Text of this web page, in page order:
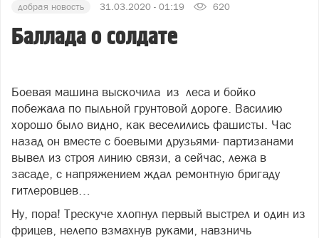
добрая новость 31.03.2020 - 01:19 620
Баллада о солдате
Боевая машина выскочила из леса и бойко
побежала по пыльной грунтовой дороге. Василию
хорошо было видно, как веселились фашисты. Час
назад он вместе с боевыми друзьями- партизанами
вывел из строя линию связи, а сейчас, лежа в
засаде, с напряжением ждал ремонтную бригаду
гитлеровцев…
Ну, пора! Трескуче хлопнул первый выстрел и один из
фрицев, нелепо взмахнув руками, навзничь